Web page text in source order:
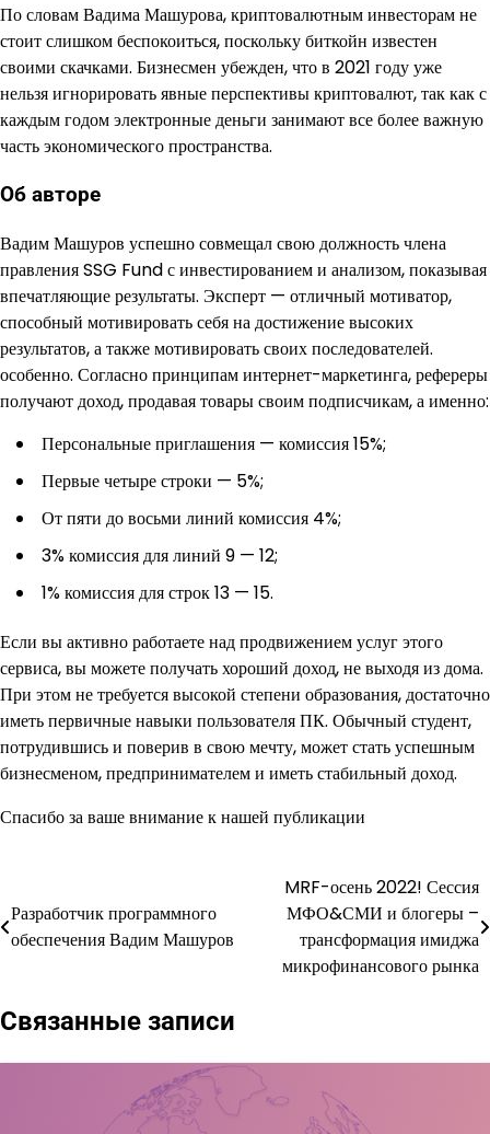
По словам Вадима Машурова, криптовалютным инвесторам не
стоит слишком беспокоиться, поскольку биткойн известен
своими скачками. Бизнесмен убежден, что в 2021 году уже
нельзя игнорировать явные перспективы криптовалют, так как с
каждым годом электронные деньги занимают все более важную
часть экономического пространства.
Об авторе
Вадим Машуров успешно совмещал свою должность члена
правления SSG Fund с инвестированием и анализом, показывая
впечатляющие результаты. Эксперт — отличный мотиватор,
способный мотивировать себя на достижение высоких
результатов, а также мотивировать своих последователей.
особенно. Согласно принципам интернет-маркетинга, рефереры
получают доход, продавая товары своим подписчикам, а именно:
Персональные приглашения — комиссия 15%;
Первые четыре строки — 5%;
От пяти до восьми линий комиссия 4%;
3% комиссия для линий 9 — 12;
1% комиссия для строк 13 — 15.
Если вы активно работаете над продвижением услуг этого
сервиса, вы можете получать хороший доход, не выходя из дома.
При этом не требуется высокой степени образования, достаточно
иметь первичные навыки пользователя ПК. Обычный студент,
потрудившись и поверив в свою мечту, может стать успешным
бизнесменом, предпринимателем и иметь стабильный доход.
Спасибо за ваше внимание к нашей публикации
по
Разработчик программного
обеспечения Вадим Машуров
MRF-осень 2022! Сессия
МФО&СМИ и блогеры –
трансформация имиджа
микрофинансового рынка
Связанные записи